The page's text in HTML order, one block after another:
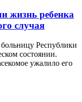
жизнь ребенка
случая
Республики
состоянии.
ужалило его